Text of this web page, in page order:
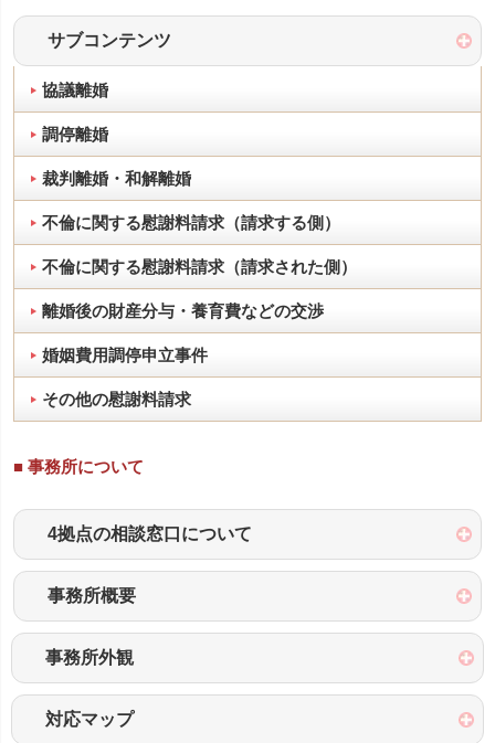
サブコンテンツ
協議離婚
調停離婚
裁判離婚・和解離婚
不倫に関する慰謝料請求（請求する側）
不倫に関する慰謝料請求（請求された側）
離婚後の財産分与・養育費などの交渉
婚姻費用調停申立事件
その他の慰謝料請求
■ 事務所について
4拠点の相談窓口について
事務所概要
事務所外観
対応マップ